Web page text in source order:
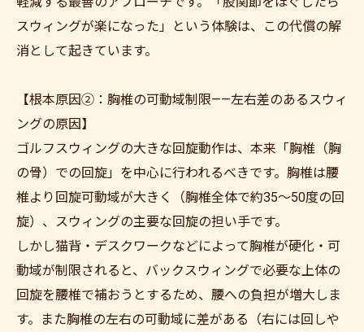
スウィングが楽になった」という体験は、この代償の解
消として起きています。
【根本原因②：胸椎の可動域制限——左右差のあるスウィ
ングの原因】
ゴルフスウィングの大きな回旋動作は、本来「胸椎（胸
の骨）での回旋」を中心に行われるべきです。胸椎は腰
椎より回旋可動域が大きく（胸椎全体で約35〜50度の回
旋）、スウィングの主要な回旋の担い手です。
しかし猫背・デスクワークなどによって胸椎が硬化・可
動域が制限されると、バックスウィングで必要な上体の
回旋を腰椎で補おうとするため、腰への負担が増大しま
す。また胸椎の左右の可動域に差がある（右には回しや